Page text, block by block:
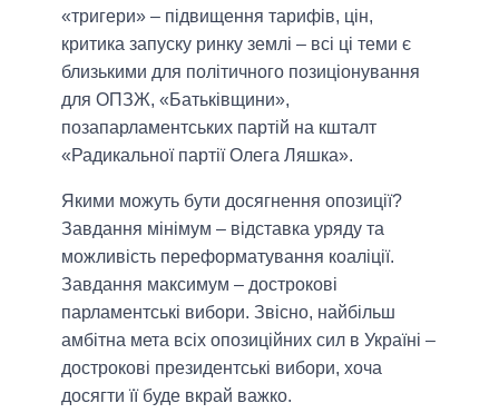
«тригери» ‒ підвищення тарифів, цін,
критика запуску ринку землі – всі ці теми є
близькими для політичного позиціонування
для ОПЗЖ, «Батьківщини»,
позапарламентських партій на кшталт
«Радикальної партії Олега Ляшка».
Якими можуть бути досягнення опозиції?
Завдання мінімум – відставка уряду та
можливість переформатування коаліції.
Завдання максимум – дострокові
парламентські вибори. Звісно, найбільш
амбітна мета всіх опозиційних сил в Україні –
дострокові президентські вибори, хоча
досягти її буде вкрай важко.